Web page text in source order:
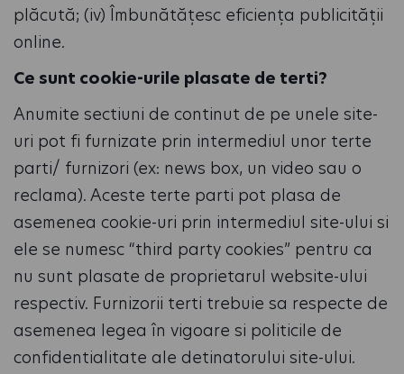
plăcută; (iv) Îmbunătățesc eficiența publicității
online.
Ce sunt cookie-urile plasate de terti?
Anumite sectiuni de continut de pe unele site-
uri pot fi furnizate prin intermediul unor terte
parti/ furnizori (ex: news box, un video sau o
reclama). Aceste terte parti pot plasa de
asemenea cookie-uri prin intermediul site-ului si
ele se numesc “third party cookies” pentru ca
nu sunt plasate de proprietarul website-ului
respectiv. Furnizorii terti trebuie sa respecte de
asemenea legea în vigoare si politicile de
confidentialitate ale detinatorului site-ului.